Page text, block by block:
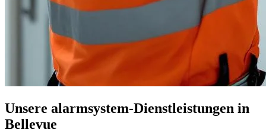
Unsere alarmsystem-Dienstleistungen in
Bellevue